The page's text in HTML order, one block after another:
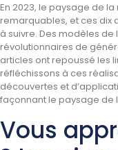
En 2023, le paysage de
remarquables, et ces dix
à suivre. Des modèles
révolutionnaires de
articles ont repoussé les
réfléchissons à ces
découvertes et
façonnant le paysage de
Vous